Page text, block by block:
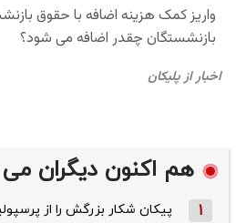
هم اکنون دیگران می
1 پیکان شکار بزرگش را از